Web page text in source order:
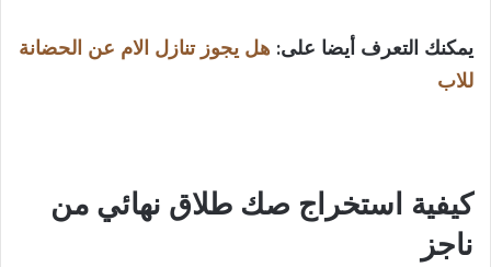
يمكنك التعرف أيضا على: هل يجوز تنازل الام عن الحضانة
للاب
كيفية استخراج صك طلاق نهائي من
ناجز